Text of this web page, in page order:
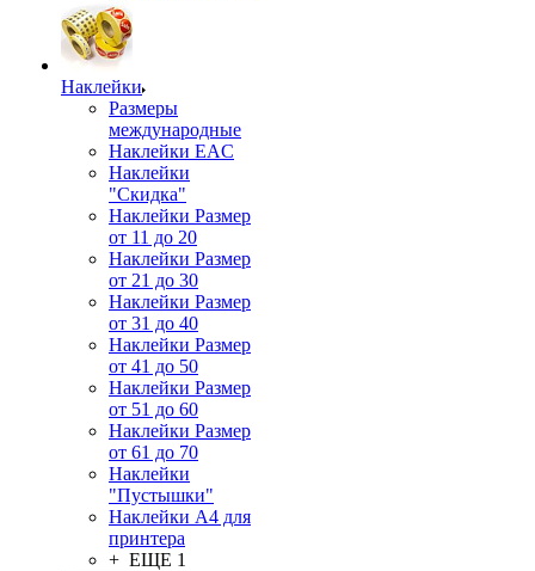
Наклейки
Размеры
международные
Наклейки EAC
Наклейки
"Скидка"
Наклейки Размер
от 11 до 20
Наклейки Размер
от 21 до 30
Наклейки Размер
от 31 до 40
Наклейки Размер
от 41 до 50
Наклейки Размер
от 51 до 60
Наклейки Размер
от 61 до 70
Наклейки
"Пустышки"
Наклейки А4 для
принтера
+ ЕЩЕ 1